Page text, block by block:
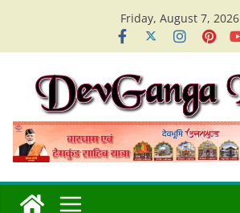
content
Friday, August 7, 2026